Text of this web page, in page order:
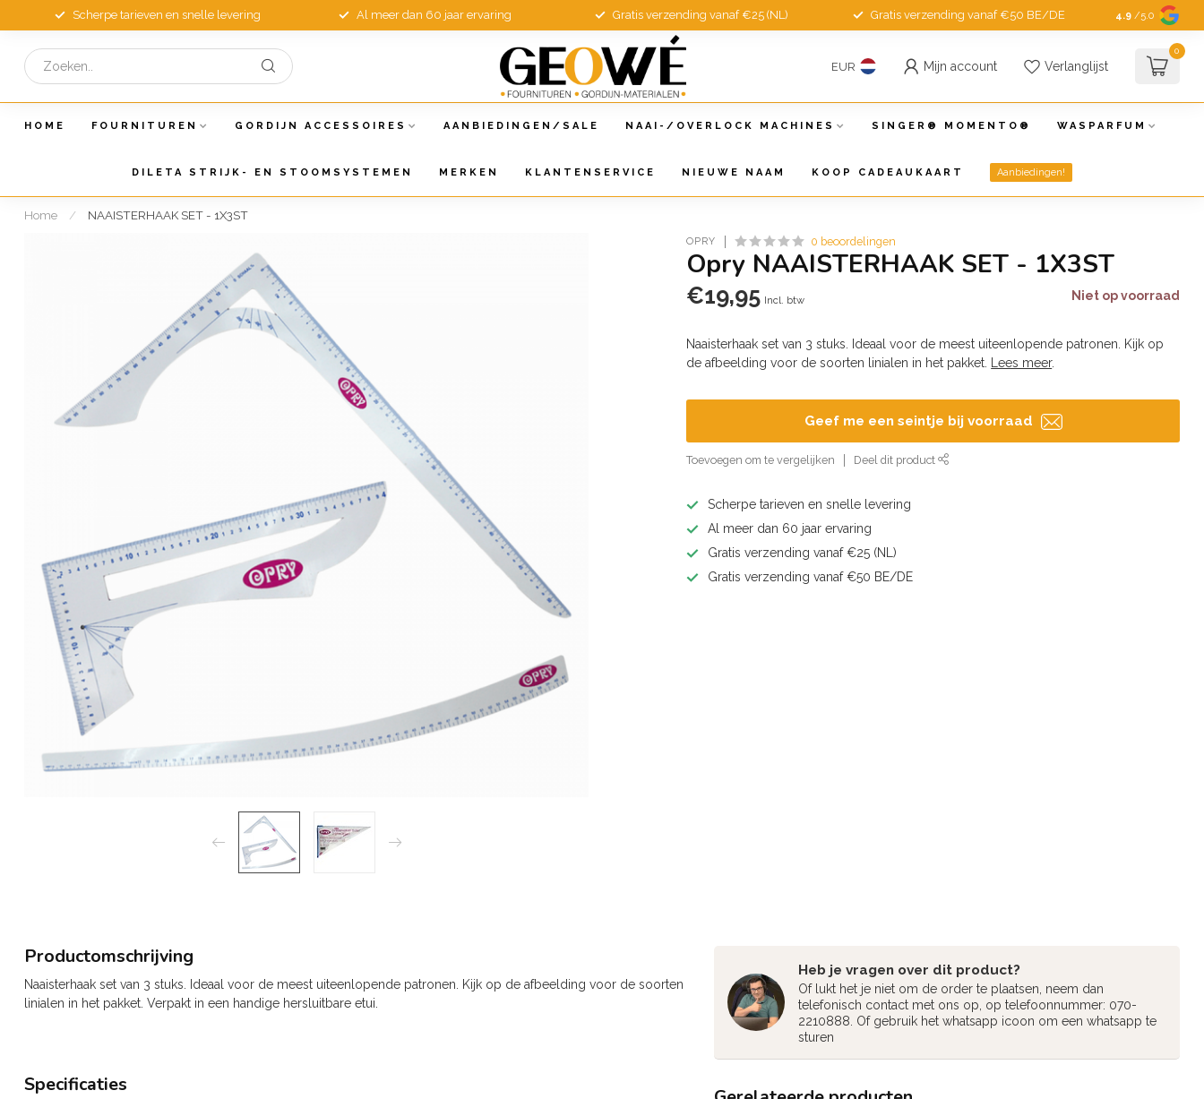
Scherpe tarieven en snelle levering Al meer dan 60 jaar ervaring Gratis verzending vanaf €25 (NL) Gratis verzending vanaf €50 BE/DE 4.9 /5.0
EUR Mijn account Verlanglijst
0
HOME FOURNITUREN GORDIJN ACCESSOIRES AANBIEDINGEN/SALE NAAI-/OVERLOCK MACHINES SINGER® MOMENTO® WASPARFUM
DILETA STRIJK- EN STOOMSYSTEMEN MERKEN KLANTENSERVICE NIEUWE NAAM KOOP CADEAUKAART Aanbiedingen!
Home / NAAISTERHAAK SET - 1X3ST
OPRY 0 beoordelingen
Opry NAAISTERHAAK SET - 1X3ST
€19,95 Incl. btw Niet op voorraad
Naaisterhaak set van 3 stuks. Ideaal voor de meest uiteenlopende patronen. Kijk op
de afbeelding voor de soorten linialen in het pakket.
Lees meer.
Geef me een seintje bij voorraad
Toevoegen om te vergelijken Deel dit product
Scherpe tarieven en snelle levering
Al meer dan 60 jaar ervaring
Gratis verzending vanaf €25 (NL)
Gratis verzending vanaf €50 BE/DE
Productomschrijving
Naaisterhaak set van 3 stuks. Ideaal voor de meest uiteenlopende patronen. Kijk op de afbeelding voor de soorten
linialen in het pakket. Verpakt in een handige hersluitbare etui.
Specificaties
Heb je vragen over dit product?
Of lukt het je niet om de order te plaatsen, neem dan
telefonisch contact met ons op, op telefoonnummer: 070-
2210888. Of gebruik het whatsapp icoon om een whatsapp te
sturen